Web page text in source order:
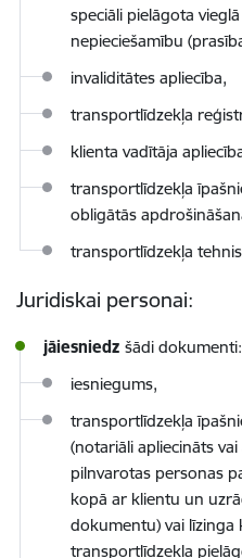
speciāli pielāgota
nepieciešamību
invaliditātes apliecība,
transportlīdzekļa
klienta vadītāja
transportlīdzekļa
obligātās
transportlīdzekļa
Juridiskai personai:
jāiesniedz šādi dokumenti:
iesniegums,
transportlīdzekļa
(notariāli apliecināts
pilnvarotas personas
kopā ar klientu un
dokumentu) vai līzinga
transportlīdzekļa